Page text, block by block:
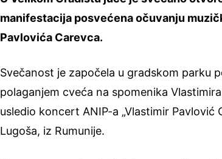
manifestacija posvećena očuvanju
Pavlovića Carevca.
Svečanost je započela u gradskom parku
polaganjem cveća na spomenika
usledio koncert ANIP-a „Vlastimir Pavlović
Lugoša, iz Rumunije.